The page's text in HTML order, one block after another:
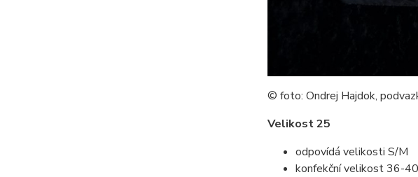
© foto: Ondrej Hajdok,
Velikost 25
odpovídá velikosti S/M
konfekční velikost 36-40